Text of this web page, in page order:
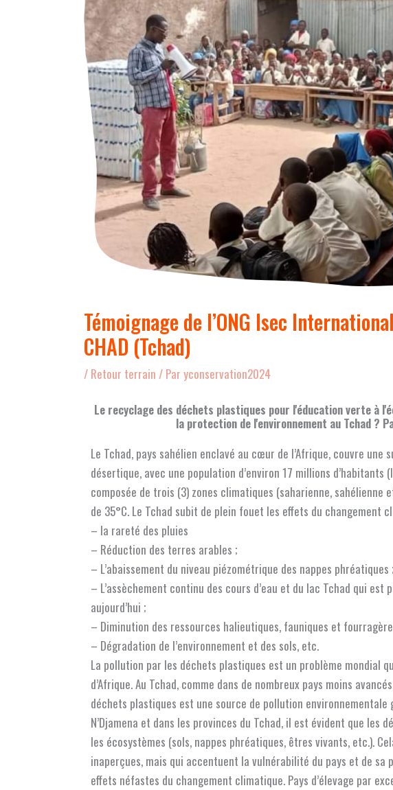
Témoignage de l’ONG Isec
CHAD (Tchad)
/ Retour terrain / Par yconservation2024
Le recyclage des déchets plastiques pour l'éducation verte à
la protection de l'environnement au Tchad ?
Le Tchad, pays sahélien enclavé au cœur de l’Afrique, couvre
désertique, avec une population d’environ 17 millions d’habitants
composée de trois (3) zones climatiques (saharienne, sahélienne
de 35°C. Le Tchad subit de plein fouet les effets du changement
– la rareté des pluies
– Réduction des terres arables ;
– L’abaissement du niveau piézométrique des nappes phréatiques ;
– L’assèchement continu des cours d’eau et du lac Tchad qui est
aujourd’hui ;
– Diminution des ressources halieutiques, fauniques et
– Dégradation de l’environnement et des sols, etc.
La pollution par les déchets plastiques est un problème mondial
d’Afrique. Au Tchad, comme dans de nombreux pays moins
déchets plastiques est une source de pollution environnementale
N’Djamena et dans les provinces du Tchad, il est évident que les
les écosystèmes (sols, nappes phréatiques, êtres vivants, etc.).
inaperçues, mais qui accentuent la vulnérabilité du pays et de
effets néfastes du changement climatique. Pays d’élevage par